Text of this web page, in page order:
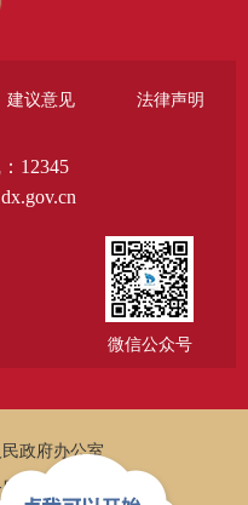
建议意见 法律声明
12345
微信公众号
政府办公室
务和数据管理局